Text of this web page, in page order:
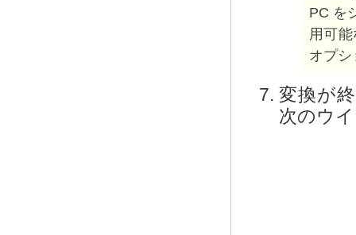
PC を
用可
オプシ
変換が
次のウ